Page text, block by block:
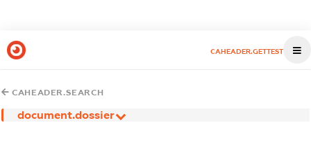
CAHEADER.GETTEST
CAHEADER.SEARCH
document.dossier